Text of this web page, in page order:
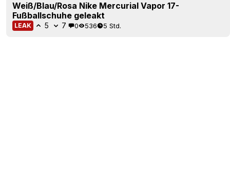
Weiß/Blau/Rosa Nike Mercurial Vapor 17-
Fußballschuhe geleakt
LEAK 5 7 0 536 5 Std.